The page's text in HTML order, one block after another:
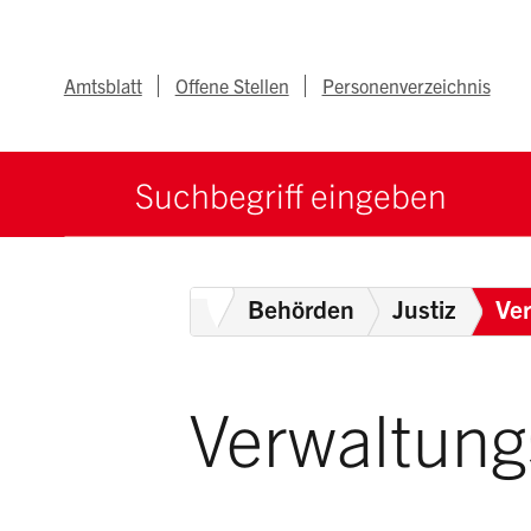
Metanav
Amtsblatt Offene Stellen Personenverzeichnis
Suchbegriff
HomeBehörden Justiz